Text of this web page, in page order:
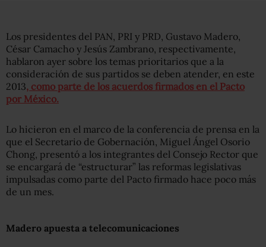
Los presidentes del PAN, PRI y PRD, Gustavo Madero,
César Camacho y Jesús Zambrano, respectivamente,
hablaron ayer sobre los temas prioritarios que a la
consideración de sus partidos se deben atender, en este
2013, como parte de los acuerdos firmados en el Pacto
por México.
Lo hicieron en el marco de la conferencia de prensa en la
que el Secretario de Gobernación, Miguel Ángel Osorio
Chong, presentó a los integrantes del Consejo Rector que
se encargará de “estructurar” las reformas legislativas
impulsadas como parte del Pacto firmado hace poco más
de un mes.
Madero apuesta a telecomunicaciones